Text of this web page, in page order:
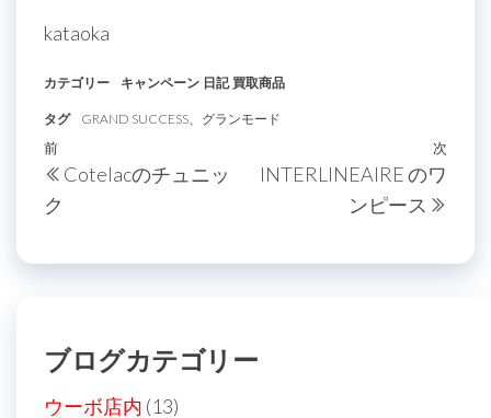
kataoka
カテゴリー キャンペーン 日記 買取商品
タグ GRAND SUCCESS、グランモード
投
稿
ナ
ビ
シ
ョ
過
去
の
前
Cotelacのチュニッ
ク
次
次
INTERLINEAIRE のワ
ンピース
ブログカテゴリー
ウーボ店内 (13)